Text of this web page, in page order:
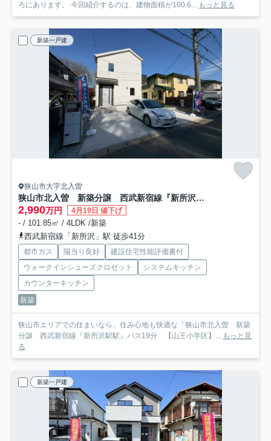
ろにあります。 今回紹介するのは、建物面積が100.6... もっと見る
新築一戸建
狭山市大字北入曽
狭山市北入曽 新築分譲 西武新宿線『新所沢駅駅』バス19分 【山王小学区】
2,990万円 4月19日 値下げ
- / 101.85㎡ / 4LDK /新築
西武新宿線「新所沢」駅 徒歩41分
都市ガス 陽当り良好
建設住宅性能評価書付
ウォークインシューズクロゼット
システムキッチン
カウンターキッチン
新築
狭山市エリアでの住まいなら、住み心地も快適な「狭山市北入曽 新築
分譲 西武新宿線『新所沢駅駅』バス19分 【山王小学区】... もっと見
る
新築一戸建